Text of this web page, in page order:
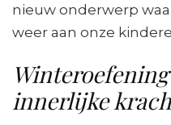
nieuw onderwerp
weer aan onze
innerlijke